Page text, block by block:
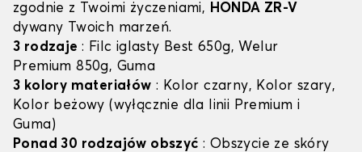
zgodnie z Twoimi życzeniami, HONDA ZR-V
dywany Twoich marzeń.
3 rodzaje : Filc iglasty Best 650g, Welur
Premium 850g, Guma
3 kolory materiałów : Kolor czarny, Kolor szary,
Kolor beżowy (wyłącznie dla linii Premium i
Guma)
Ponad 30 rodzajów obszyć : Obszycie ze skóry